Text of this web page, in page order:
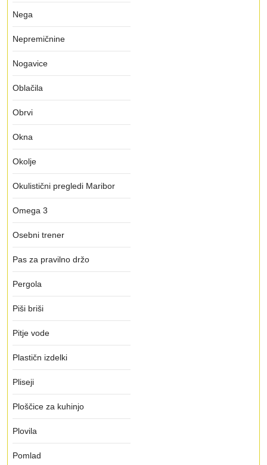
Nega
Nepremičnine
Nogavice
Oblačila
Obrvi
Okna
Okolje
Okulistični pregledi Maribor
Omega 3
Osebni trener
Pas za pravilno držo
Pergola
Piši briši
Pitje vode
Plastičn izdelki
Pliseji
Ploščice za kuhinjo
Plovila
Pomlad